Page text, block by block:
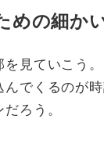
めの細か
見ていこう。
でくるのが
ろう。